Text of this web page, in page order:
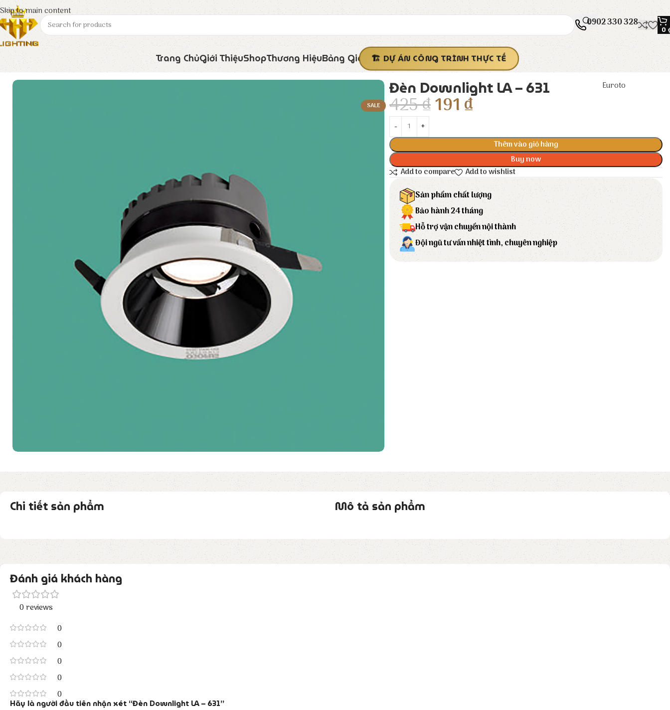
Skip to main content
0902 330 328
0
Trang ChủGiới ThiệuShopThương HiệuBảng Giá DỰ ÁN CÔNG TRÌNH THỰC TẾ
Trang chủ Euroto Đèn LED Đèn Downlight LA – 631
SALE
Đèn Downlight LA – 631 Euroto
425₫191 ₫
Thêm vào giỏ hàng
Buy now
Add to compare
Add to wishlist
Sản phẩm chất lượng
Bảo hành 24 tháng
Hỗ trợ vận chuyển nội thành
Đội ngũ tư vấn nhiệt tình, chuyên nghiệp
Chi tiết sản phẩm Mô tả sản phẩm
Đánh giá khách hàng
0 reviews
0
0
0
0
0
Hãy là người đầu tiên nhận xét “Đèn Downlight LA – 631”